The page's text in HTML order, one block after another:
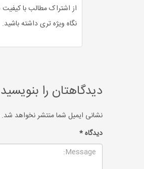
نگاه ویژه تری داشته باشید.
دیدگاهتان را بنویسید
نشانی ایمیل شما منتشر نخواهد شد.
دیدگاه*